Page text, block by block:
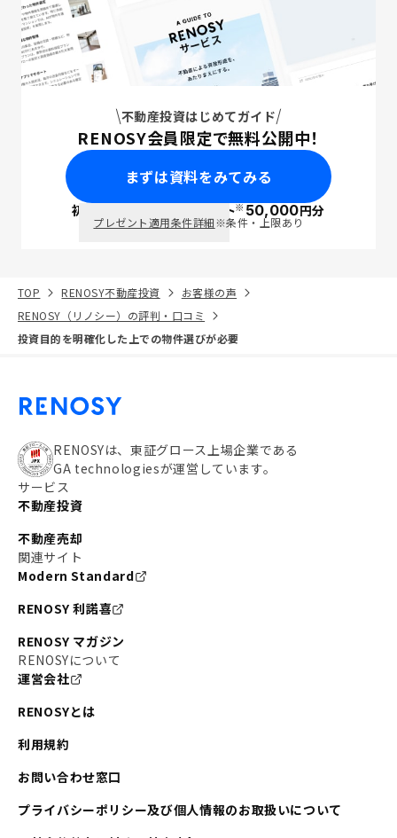
不動産投資はじめてガイド
RENOSY会員限定で無料公開中！
まずは資料をみてみる
初回面談で ポイント※50,000円分
プレゼント適用条件詳細※条件・上限あり
TOP RENOSY不動産投資
お客様の声
RENOSY（リノシー）の評判・口コミ
投資目的を明確化した上での物件選びが必要
RENOSYは、東証グロース上場企業である
GA technologiesが運営しています。
サービス
不動産投資
不動産売却
関連サイト
Modern Standard
RENOSY 利諾喜
RENOSY マガジン
RENOSYについて
運営会社
RENOSYとは
利用規約
お問い合わせ窓口
プライバシーポリシー及び個人情報のお取扱いについて